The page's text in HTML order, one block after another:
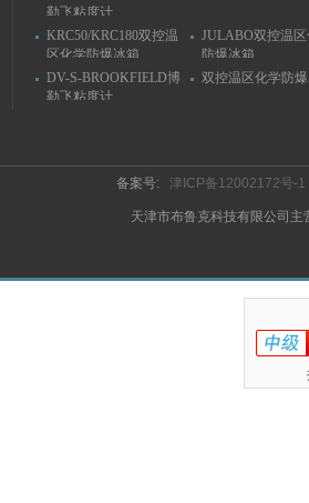
勒飞粘度计
KRC50/KRC180双控温
区化学防爆冰箱
JULABO双控温
防爆冰箱
DV-S-BROOKFIELD博
勒飞粘度计
双控温区化学防
备案号:津ICP备12002172号-1
天津市布鲁克科技有限公司主